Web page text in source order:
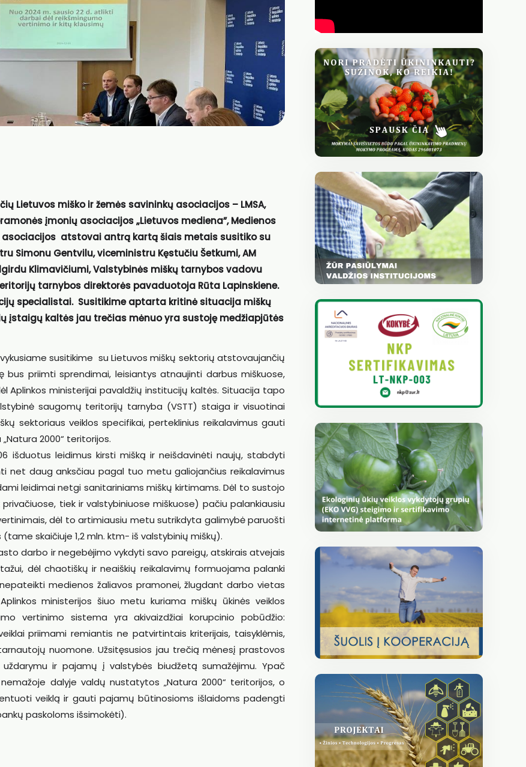
Lietuvos miško ir žemės savininkų asociacijos – LMSA,
įmonių asociacijos „Lietuvos mediena”,Medienos
asociacijos atstovai antrą kartą šiais metais susitiko su
Simonu Gentvilu, viceministru Kęstučiu Šetkumi, AM
Klimavičiumi, Valstybinės miškų tarnybos vadovu
tarnybos direktorės pavaduotoja Rūta Lapinskiene.
specialistai. Susitikime aptarta kritinė situacija miškų
įstaigų kaltės jau trečias mėnuo yra sustoję medžiapjūtės
susitikime su Lietuvos miškų sektorių atstovaujančių
priimti sprendimai, leisiantys atnaujinti darbus miškuose,
Aplinkos ministerijai pavaldžių institucijų kaltės. Situacija tapo
saugomų teritorijų tarnyba (VSTT) staiga ir visuotinai
sektoriaus veiklos specifikai, perteklinius reikalavimus gauti
2000“ teritorijos.
išduotus leidimus kirsti mišką ir neišdavinėti naujų, stabdyti
net daug anksčiau pagal tuo metu galiojančius reikalavimus
leidimai netgi sanitariniams miškų kirtimams. Dėl to sustojo
tiek ir valstybiniuose miškuose) pačiu palankiausiu
dėl to artimiausiu metu sutrikdyta galimybė paruošti
skaičiuje 1,2 mln. ktm- iš valstybinių miškų).
darbo ir negebėjimo vykdyti savo pareigų, atskirais atvejais
dėl chaotiškų ir neaiškių reikalavimų formuojama palanki
medienos žaliavos pramonei, žlugdant darbo vietas
ministerijos šiuo metu kuriama miškų ūkinės veiklos
vertinimo sistema yra akivaizdžiai korupcinio pobūdžio:
priimami remiantis ne patvirtintais kriterijais, taisyklėmis,
nuomone. Užsitęsusios jau trečią mėnesį prastovos
ir pajamų į valstybės biudžetą sumažėjimu. Ypač
dalyje valdų nustatytos „Natura 2000“ teritorijos, o
veiklą ir gauti pajamų būtinosioms išlaidoms padengti
paskoloms išsimokėti).